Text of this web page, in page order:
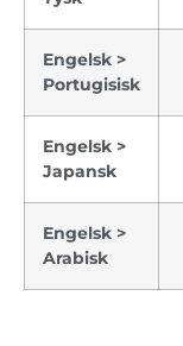
Engelsk >
Portugisisk
Engelsk >
Japansk
Engelsk >
Arabisk